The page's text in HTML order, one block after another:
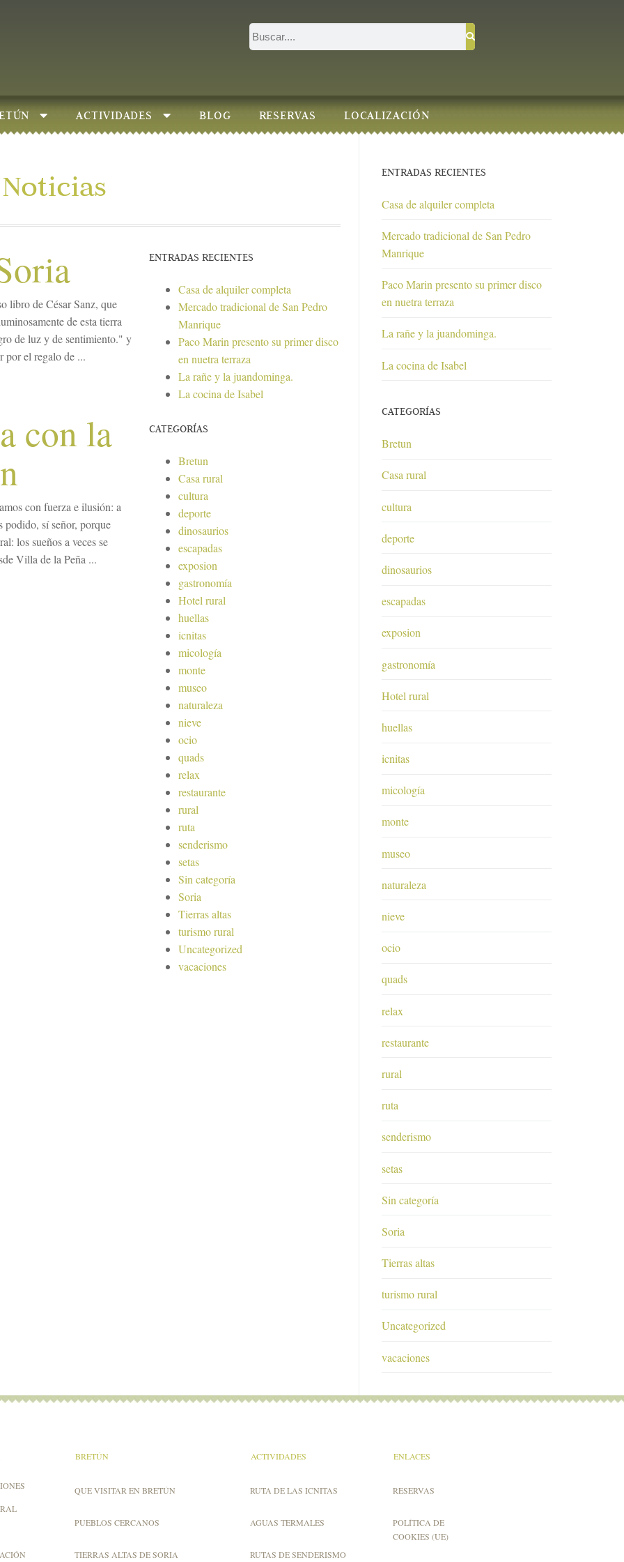
ACTIVIDADES BLOG RESERVAS LOCALIZACIÓN
Noticias
libro de César Sanz, que
de esta tierra
de luz y de sentimiento." y
por el regalo de ...
con la
con fuerza e ilusión: a
podido, sí señor, porque
los sueños a veces se
Villa de la Peña ...
ENTRADAS RECIENTES
Casa de alquiler completa
Mercado tradicional de San Pedro
Manrique
Paco Marin presento su primer disco
en nuetra terraza
La rañe y la juandominga.
La cocina de Isabel
CATEGORÍAS
Bretun
Casa rural
cultura
deporte
dinosaurios
escapadas
exposion
gastronomía
Hotel rural
huellas
icnitas
micología
monte
museo
naturaleza
nieve
ocio
quads
relax
restaurante
rural
ruta
senderismo
setas
Sin categoría
Soria
Tierras altas
turismo rural
Uncategorized
vacaciones
ENTRADAS RECIENTES
Casa de alquiler completa
Mercado tradicional de San Pedro
Manrique
Paco Marin presento su primer disco
en nuetra terraza
La rañe y la juandominga.
La cocina de Isabel
CATEGORÍAS
Bretun
Casa rural
cultura
deporte
dinosaurios
escapadas
exposion
gastronomía
Hotel rural
huellas
icnitas
micología
monte
museo
naturaleza
nieve
ocio
quads
relax
restaurante
rural
ruta
senderismo
setas
Sin categoría
Soria
Tierras altas
turismo rural
Uncategorized
vacaciones
BRETÚN
QUE VISITAR EN BRETÚN
PUEBLOS CERCANOS
TIERRAS ALTAS DE SORIA
ACTIVIDADES
RUTA DE LAS ICNITAS
AGUAS TERMALES
RUTAS DE SENDERISMO
ENLACES
RESERVAS
POLÍTICA DE
COOKIES (UE)